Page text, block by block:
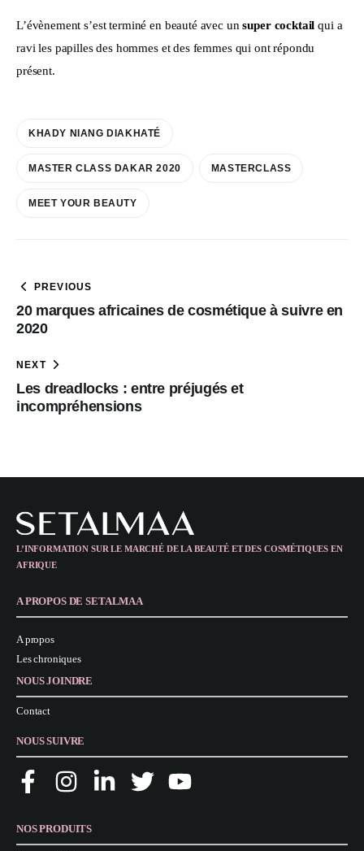
L’évènement s’est terminé en beauté avec un super cocktail qui a
ravi les papilles des hommes et des femmes qui ont répondu
présent.
KHADY NIANG DIAKHATÉ
MASTER CLASS DAKAR 2020 MASTERCLASS
MEET YOUR BEAUTY
PREVIOUS
20 marques africaines de cosmétique à suivre en
2020
NEXT
Les dreadlocks : entre préjugés et
incompréhensions
L’INFORMATION SUR LE MARCHÉ DE LA BEAUTÉ ET DES COSMÉTIQUES EN
AFRIQUE
A PROPOS DE SETALMAA
A propos
Les chroniques
NOUS JOINDRE
Contact
NOUS SUIVRE
NOS PRODUITS